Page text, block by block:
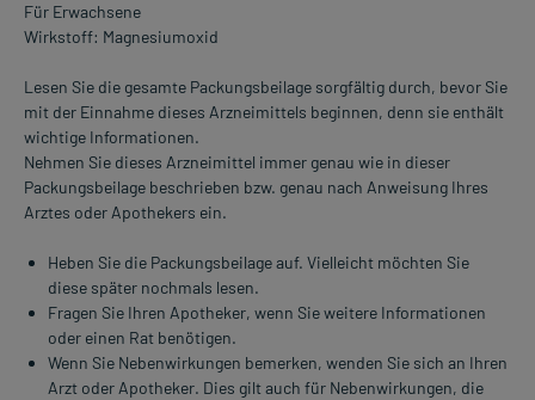
Für Erwachsene
Wirkstoff: Magnesiumoxid
Lesen Sie die gesamte Packungsbeilage sorgfältig durch, bevor Sie
mit der Einnahme dieses Arzneimittels beginnen, denn sie enthält
wichtige Informationen.
Nehmen Sie dieses Arzneimittel immer genau wie in dieser
Packungsbeilage beschrieben bzw. genau nach Anweisung Ihres
Arztes oder Apothekers ein.
Heben Sie die Packungsbeilage auf. Vielleicht möchten Sie
diese später nochmals lesen.
Fragen Sie Ihren Apotheker, wenn Sie weitere Informationen
oder einen Rat benötigen.
Wenn Sie Nebenwirkungen bemerken, wenden Sie sich an Ihren
Arzt oder Apotheker. Dies gilt auch für Nebenwirkungen, die